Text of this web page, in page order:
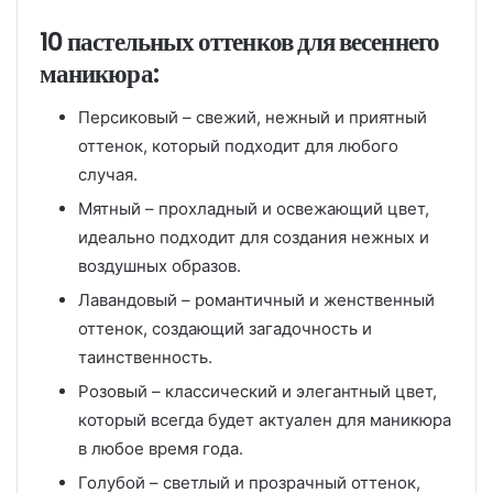
10 пастельных оттенков для весеннего
маникюра:
Персиковый – свежий, нежный и приятный
оттенок, который подходит для любого
случая.
Мятный – прохладный и освежающий цвет,
идеально подходит для создания нежных и
воздушных образов.
Лавандовый – романтичный и женственный
оттенок, создающий загадочность и
таинственность.
Розовый – классический и элегантный цвет,
который всегда будет актуален для маникюра
в любое время года.
Голубой – светлый и прозрачный оттенок,